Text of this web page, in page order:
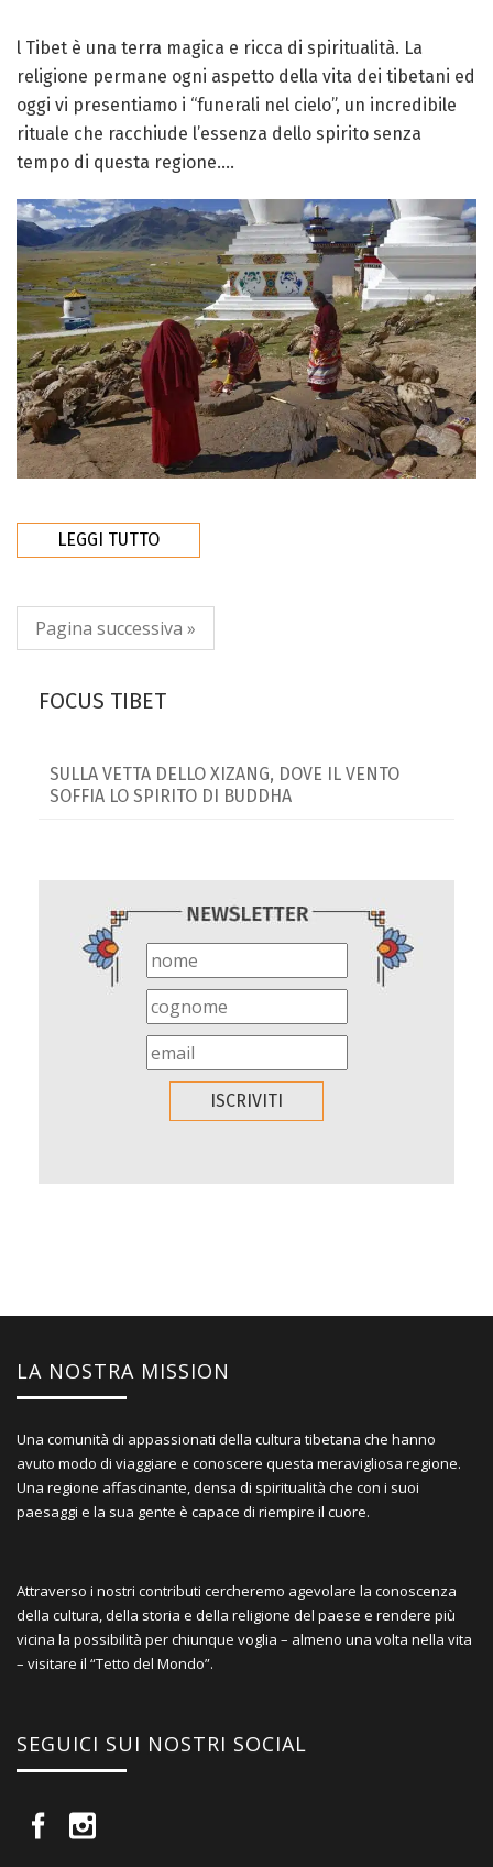
l Tibet è una terra magica e ricca di spiritualità. La
religione permane ogni aspetto della vita dei tibetani ed
oggi vi presentiamo i “funerali nel cielo”, un incredibile
rituale che racchiude l’essenza dello spirito senza
tempo di questa regione....
LEGGI TUTTO
Pagina successiva »
FOCUS TIBET
SULLA VETTA DELLO XIZANG, DOVE IL VENTO
SOFFIA LO SPIRITO DI BUDDHA
LA NOSTRA MISSION
Una comunità di appassionati della cultura tibetana che hanno
avuto modo di viaggiare e conoscere questa meravigliosa regione.
Una regione affascinante, densa di spiritualità che con i suoi
paesaggi e la sua gente è capace di riempire il cuore.
Attraverso i nostri contributi cercheremo agevolare la conoscenza
della cultura, della storia e della religione del paese e rendere più
vicina la possibilità per chiunque voglia – almeno una volta nella vita
– visitare il “Tetto del Mondo”.
SEGUICI SUI NOSTRI SOCIAL